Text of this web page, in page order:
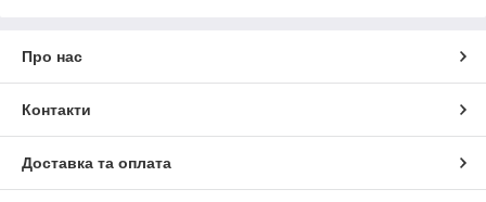
Про нас
Контакти
Доставка та оплата